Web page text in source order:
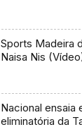
Sports Madeira
Naisa Nis
Nacional ensaia
eliminatória da